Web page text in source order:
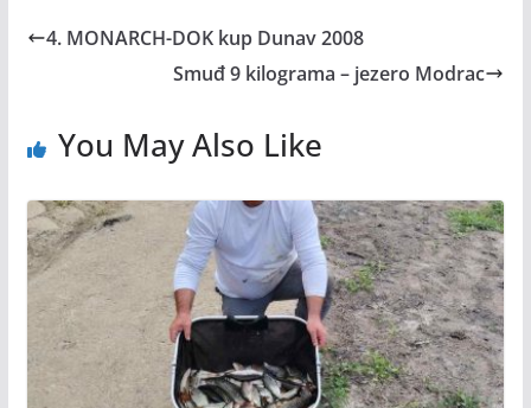
4. MONARCH-DOK kup Dunav 2008
Smuđ 9 kilograma – jezero Modrac
You May Also Like